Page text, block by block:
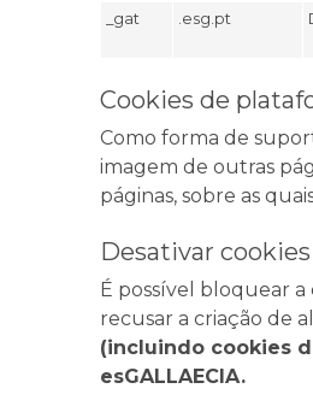
_gat .esg.pt
Cookies de
Como forma de
imagem de outras
páginas, sobre as
Desativar cookies
É possível bloquear
recusar a criação de
(incluindo cookies
esGALLAECIA.